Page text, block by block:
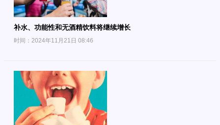
补水、功能性和无酒精饮料将继续增长
时间：2024年11月21日 08:46